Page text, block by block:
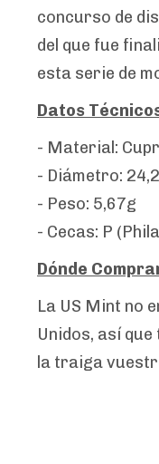
concurso de
del que fue
esta serie de
Datos
- Material:
- Diámetro:
- Peso: 5,67g
- Cecas: P
Dónde
La US Mint no
Unidos, así
la traiga